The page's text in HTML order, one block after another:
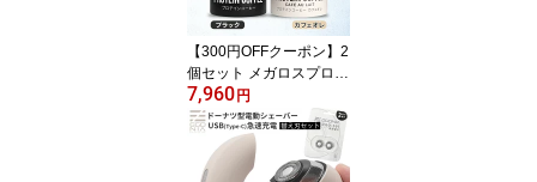
便送料無料】【DM】
【300円OFFクーポン】2
個セット メガロスプロテ
インコーヒー MEGALOS
× UCC（メガロス 珈琲
カフェオレ コーヒー プ
ロテインコーヒー インス
7,960 円